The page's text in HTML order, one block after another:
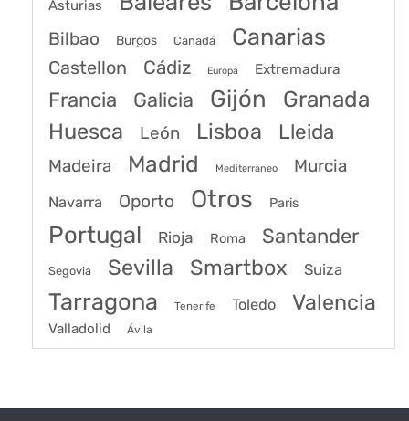
Asturias
Bilbao Burgos Canadá Canarias
Castellon Cádiz Europa Extremadura
Francia Galicia Gijón Granada
Huesca León Lisboa Lleida
Madeira Madrid Mediterraneo Murcia
Navarra Oporto Otros Paris
Portugal Rioja Roma Santander
Segovia Sevilla Smartbox Suiza
Tarragona Tenerife Toledo Valencia
Valladolid Ávila